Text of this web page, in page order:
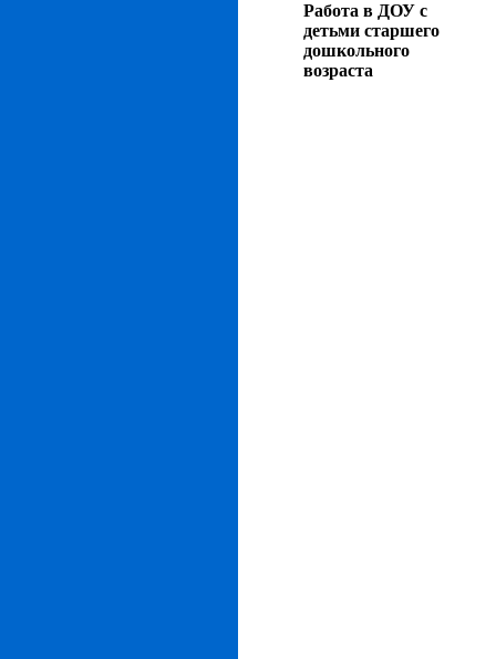
Работа в ДОУ с
детьми старшего
дошкольного
возраста